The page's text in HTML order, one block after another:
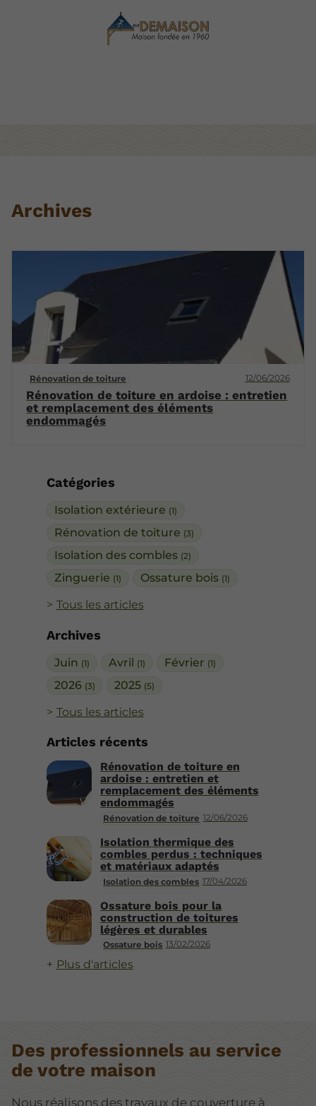
Catégories
Isolation extérieure (1)
Rénovation de toiture (3)
Isolation des combles (2)
Zinguerie (1) Ossature bois (1)
Tous les articles
Archives
Juin (1) Avril (1) Février (1)
2026 (3) 2025 (5)
Tous les articles
Articles récents
Rénovation de toiture 12/06/2026
Rénovation de toiture en
ardoise : entretien et
remplacement des éléments
endommagés
Isolation des combles 17/04/2026
Isolation thermique des
combles perdus : techniques
et matériaux adaptés
Ossature bois 13/02/2026
Ossature bois pour la
construction de toitures
légères et durables
Plus d'articles
Archives
Rénovation de toiture 12/06/2026
Rénovation de toiture en ardoise : entretien
et remplacement des éléments
endommagés
Des professionnels au service
de votre maison
Nous réalisons des travaux de couverture à